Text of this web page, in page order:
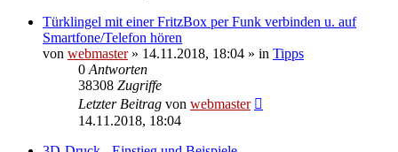
Türklingel mit einer FritzBox per Funk verbinden u. auf
Smartfone/Telefon hören
von webmaster» 14.11.2018, 18:04 » in Tipps
0 Antworten
38308 Zugriffe
Letzter Beitrag von webmaster
14.11.2018, 18:04